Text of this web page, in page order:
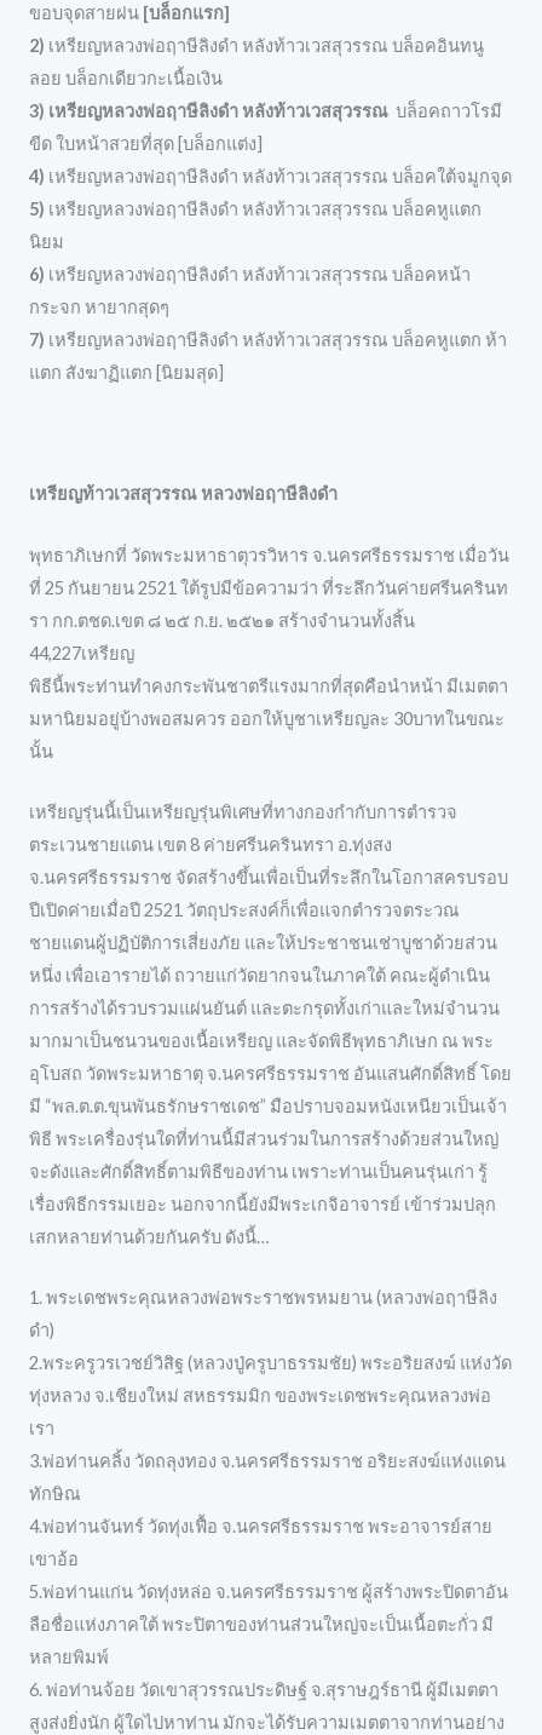
ขอบจุดสายฝน [บล็อกแรก]
2) เหรียญหลวงพ่อฤาษีลิงดำ หลังท้าวเวสสุวรรณ บล็อคอินทนู
ลอย บล็อกเดียวกะเนื้อเงิน
3) เหรียญหลวงพ่อฤาษีลิงดำ หลังท้าวเวสสุวรรณ บล็อคถาวโรมี
ขีด ใบหน้าสวยที่สุด [บล็อกแต่ง]
4) เหรียญหลวงพ่อฤาษีลิงดำ หลังท้าวเวสสุวรรณ บล็อคใต้จมูกจุด
5) เหรียญหลวงพ่อฤาษีลิงดำ หลังท้าวเวสสุวรรณ บล็อคหูแตก
นิยม
6) เหรียญหลวงพ่อฤาษีลิงดำ หลังท้าวเวสสุวรรณ บล็อคหน้า
กระจก หายากสุดๆ
7) เหรียญหลวงพ่อฤาษีลิงดำ หลังท้าวเวสสุวรรณ บล็อคหูแตก ห้า
แตก สังฆาฏิแตก [นิยมสุด]
เหรียญท้าวเวสสุวรรณ หลวงพ่อฤาษีลิงดำ
พุทธาภิเษกที่ วัดพระมหาธาตุวรวิหาร จ.นครศรีธรรมราช เมื่อวัน
ที่ 25 กันยายน 2521 ใต้รูปมีข้อความว่า ที่ระลึกวันค่ายศรีนครินท
รา กก.ตชด.เขต ๘ ๒๕ ก.ย. ๒๕๒๑ สร้างจำนวนทั้งสิ้น
44,227เหรียญ
พิธีนี้พระท่านทำคงกระพันชาตรีแรงมากที่สุดคือนำหน้า มีเมตตา
มหานิยมอยู่บ้างพอสมควร ออกให้บูชาเหรียญละ 30บาทในขณะ
นั้น
เหรียญรุ่นนี้เป็นเหรียญรุ่นพิเศษที่ทางกองกำกับการตำรวจ
ตระเวนชายแดน เขต 8 ค่ายศรีนครินทรา อ.ทุ่งสง
จ.นครศรีธรรมราช จัดสร้างขึ้นเพื่อเป็นที่ระลึกในโอกาสครบรอบ
ปีเปิดค่ายเมื่อปี 2521 วัตถุประสงค์ก็เพื่อแจกตำรวจตระวณ
ชายแดนผู้ปฏิบัติการเสี่ยงภัย และให้ประชาชนเช่าบูชาด้วยส่วน
หนึ่ง เพื่อเอารายได้ ถวายแก่วัดยากจนในภาคใต้ คณะผู้ดำเนิน
การสร้างได้รวบรวมแผ่นยันต์ และตะกรุดทั้งเก่าและใหม่จำนวน
มากมาเป็นชนวนของเนื้อเหรียญ และจัดพิธีพุทธาภิเษก ณ พระ
อุโบสถ วัดพระมหาธาตุ จ.นครศรีธรรมราช อันแสนศักดิ์สิทธิ์ โดย
มี “พล.ต.ต.ขุนพันธรักษราชเดช” มือปราบจอมหนังเหนียวเป็นเจ้า
พิธี พระเครื่องรุ่นใดที่ท่านนี้มีส่วนร่วมในการสร้างด้วยส่วนใหญ่
จะดังและศักดิ์สิทธิ์ตามพิธีของท่าน เพราะท่านเป็นคนรุ่นเก่า รู้
เรื่องพิธีกรรมเยอะ นอกจากนี้ยังมีพระเกจิอาจารย์ เข้าร่วมปลุก
เสกหลายท่านด้วยกันครับ ดังนี้…
1. พระเดชพระคุณหลวงพ่อพระราชพรหมยาน (หลวงพ่อฤาษีลิง
ดำ)
2.พระครูวรเวชย์วิสิฐ (หลวงปู่ครูบาธรรมชัย) พระอริยสงฆ์ แห่งวัด
ทุ่งหลวง จ.เชียงใหม่ สหธรรมมิก ของพระเดชพระคุณหลวงพ่อ
เรา
3.พ่อท่านคลิ้ง วัดถลุงทอง จ.นครศรีธรรมราช อริยะสงฆ์แห่งแดน
ทักษิณ
4.พ่อท่านจันทร์ วัดทุ่งเฟื้อ จ.นครศรีธรรมราช พระอาจารย์สาย
เขาอ้อ
5.พ่อท่านแก่น วัดทุ่งหล่อ จ.นครศรีธรรมราช ผู้สร้างพระปิดตาอัน
ลือชื่อแห่งภาคใต้ พระปิตาของท่านส่วนใหญ่จะเป็นเนื้อตะกั่ว มี
หลายพิมพ์
6. พ่อท่านจ้อย วัดเขาสุวรรณประดิษฐ์ จ.สุราษฎร์ธานี ผู้มีเมตตา
สูงส่งยิ่งนัก ผู้ใดไปหาท่าน มักจะได้รับความเมตตาจากท่านอย่าง